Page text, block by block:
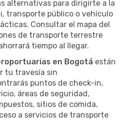
alternativas para dirigirte a la
transporte público o vehículo
Consultar el mapa del
de transporte terrestre
tiempo al llegar.
en Bogotá están
tu travesía sin
puntos de check-in,
áreas de seguridad,
sitios de comida,
a servicios de transporte